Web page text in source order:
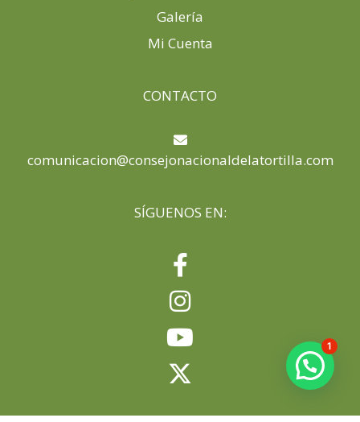
Galería
Mi Cuenta
CONTACTO
comunicacion@consejonacionaldelatortilla.com
SÍGUENOS EN:
1